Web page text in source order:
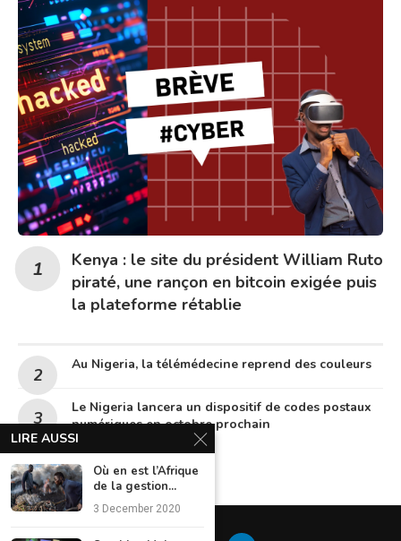
Kenya : le site du président William Ruto
piraté, une rançon en bitcoin exigée puis
la plateforme rétablie
Au Nigeria, la télémédecine reprend des couleurs
Le Nigeria lancera un dispositif de codes postaux
numériques en octobre prochain
LIRE AUSSI
Où en est l’Afrique
de la gestion...
3 December 2020